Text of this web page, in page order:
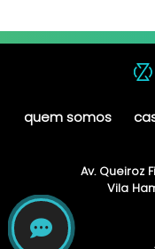
quem somos
Av. Queiroz
Vila